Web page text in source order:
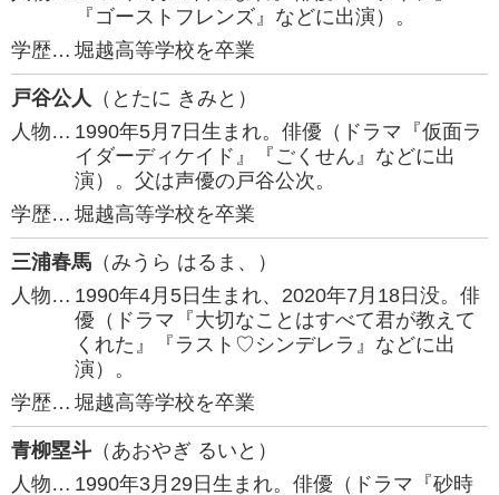
『ゴーストフレンズ』などに出演）。
学歴… 堀越高等学校を卒業
戸谷公人 （とたに きみと）
人物… 1990年5月7日生まれ。俳優（ドラマ『仮面ラ
イダーディケイド』『ごくせん』などに出
演）。父は声優の戸谷公次。
学歴… 堀越高等学校を卒業
三浦春馬 （みうら はるま、）
人物… 1990年4月5日生まれ、2020年7月18日没。俳
優（ドラマ『大切なことはすべて君が教えて
くれた』『ラスト♡シンデレラ』などに出
演）。
学歴… 堀越高等学校を卒業
青柳塁斗 （あおやぎ るいと）
人物… 1990年3月29日生まれ。俳優（ドラマ『砂時